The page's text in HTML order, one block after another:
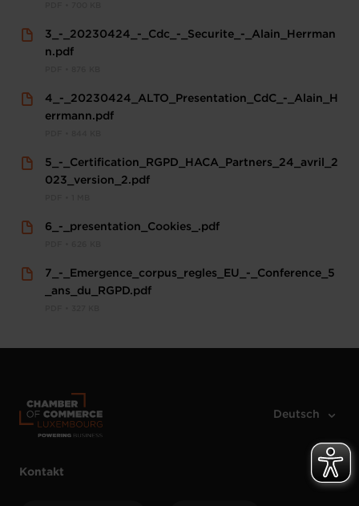
3_-_20230424_-_Cdc_-_Securite_-_Alain_Herrman
n.pdf
4_-_20230424_ALTO_Presentation_CdC_-_Alain_H
errmann.pdf
5_-_Certification_RGPD_HACA_Partners_24_avril_2
023_version_2.pdf
6_-_presentation_Cookies_.pdf
7_-_Emergence_corpus_regles_EU_-_Conference_5
_ans_du_RGPD.pdf
Kontakt